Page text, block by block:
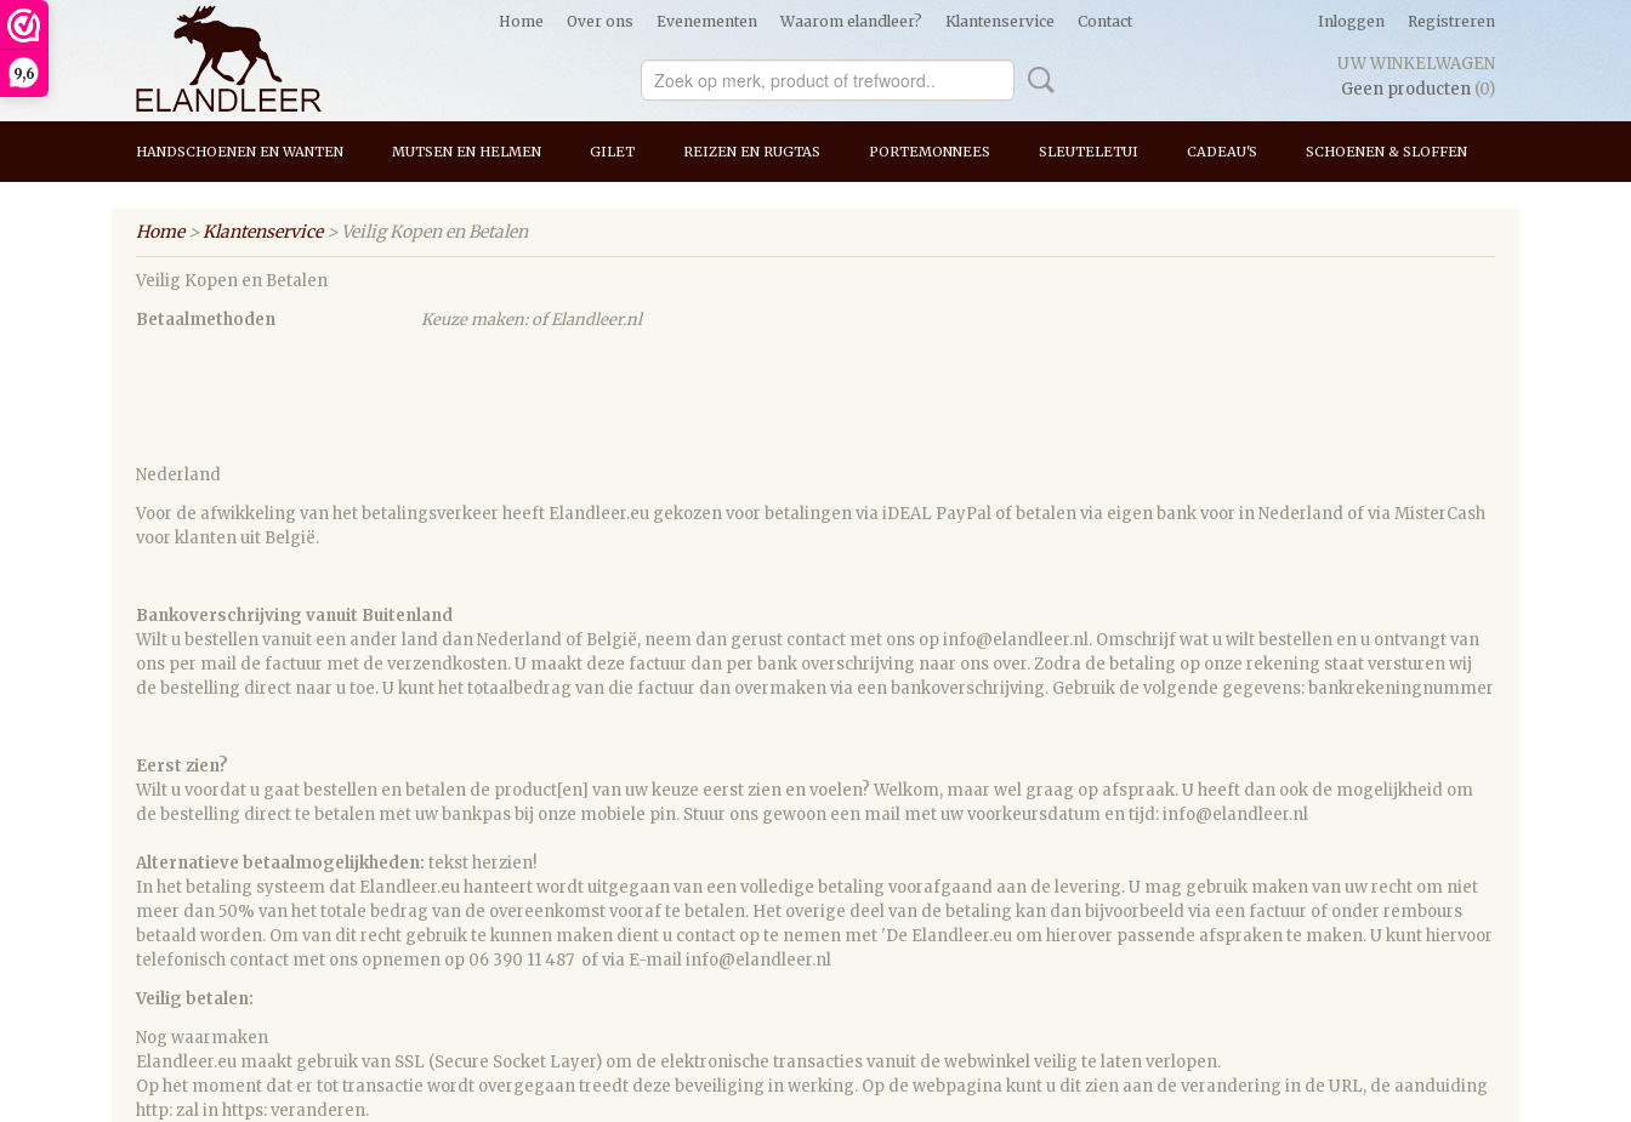
9,6
Home Over ons Evenementen Waarom elandleer? Klantenservice Contact Inloggen Registreren
UW WINKELWAGEN
Geen producten (0)
HANDSCHOENEN EN WANTEN MUTSEN EN HELMEN GILET REIZEN EN RUGTAS PORTEMONNEES SLEUTELETUI CADEAU'S SCHOENEN & SLOFFEN
Home>Klantenservice> Veilig Kopen en Betalen
Veilig Kopen en Betalen
Betaalmethoden Keuze maken: of Elandleer.nl
Nederland
Voor de afwikkeling van het betalingsverkeer heeft Elandleer.eu gekozen voor betalingen via iDEAL PayPal of betalen via eigen bank voor in Nederland of via MisterCash
voor klanten uit België.
Bankoverschrijving vanuit Buitenland
Wilt u bestellen vanuit een ander land dan Nederland of België, neem dan gerust contact met ons op info@elandleer.nl. Omschrijf wat u wilt bestellen en u ontvangt van
ons per mail de factuur met de verzendkosten. U maakt deze factuur dan per bank overschrijving naar ons over. Zodra de betaling op onze rekening staat versturen wij
de bestelling direct naar u toe. U kunt het totaalbedrag van die factuur dan overmaken via een bankoverschrijving. Gebruik de volgende gegevens: bankrekeningnummer
Eerst zien?
Wilt u voordat u gaat bestellen en betalen de product[en] van uw keuze eerst zien en voelen? Welkom, maar wel graag op afspraak. U heeft dan ook de mogelijkheid om
de bestelling direct te betalen met uw bankpas bij onze mobiele pin. Stuur ons gewoon een mail met uw voorkeursdatum en tijd: info@elandleer.nl
Alternatieve betaalmogelijkheden: tekst herzien!
In het betaling systeem dat Elandleer.eu hanteert wordt uitgegaan van een volledige betaling voorafgaand aan de levering. U mag gebruik maken van uw recht om niet
meer dan 50% van het totale bedrag van de overeenkomst vooraf te betalen. Het overige deel van de betaling kan dan bijvoorbeeld via een factuur of onder rembours
betaald worden. Om van dit recht gebruik te kunnen maken dient u contact op te nemen met 'De Elandleer.eu om hierover passende afspraken te maken. U kunt hiervoor
telefonisch contact met ons opnemen op 06 390 11 487 of via E-mail info@elandleer.nl
Veilig betalen:
Nog waarmaken
Elandleer.eu maakt gebruik van SSL (Secure Socket Layer) om de elektronische transacties vanuit de webwinkel veilig te laten verlopen.
Op het moment dat er tot transactie wordt overgegaan treedt deze beveiliging in werking. Op de webpagina kunt u dit zien aan de verandering in de URL, de aanduiding
http: zal in https: veranderen.